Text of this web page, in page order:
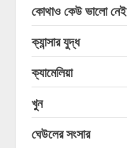
কোথাও কেউ ভালো নেই
ক্যান্সার যুদ্ধ
ক্যামেলিয়া
খুন
ঘেউলের সংসার